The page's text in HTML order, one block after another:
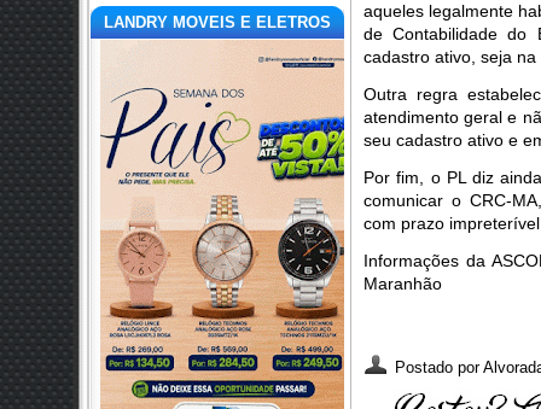
LANDRY MOVEIS E ELETROS
aqueles legalmente
de Contabilidade do
cadastro ativo, seja
Outra regra
atendimento geral e
seu cadastro ativo e
Por fim, o PL diz
comunicar o CRC-
com prazo
Informações da
Maranhão
Postado por